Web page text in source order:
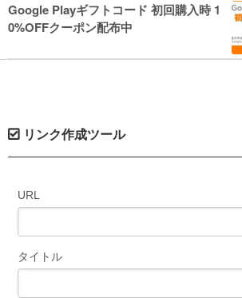
Google Playギフトコード 初回購入時 1
0%OFFクーポン配布中
リンク作成ツール
URL
タイトル